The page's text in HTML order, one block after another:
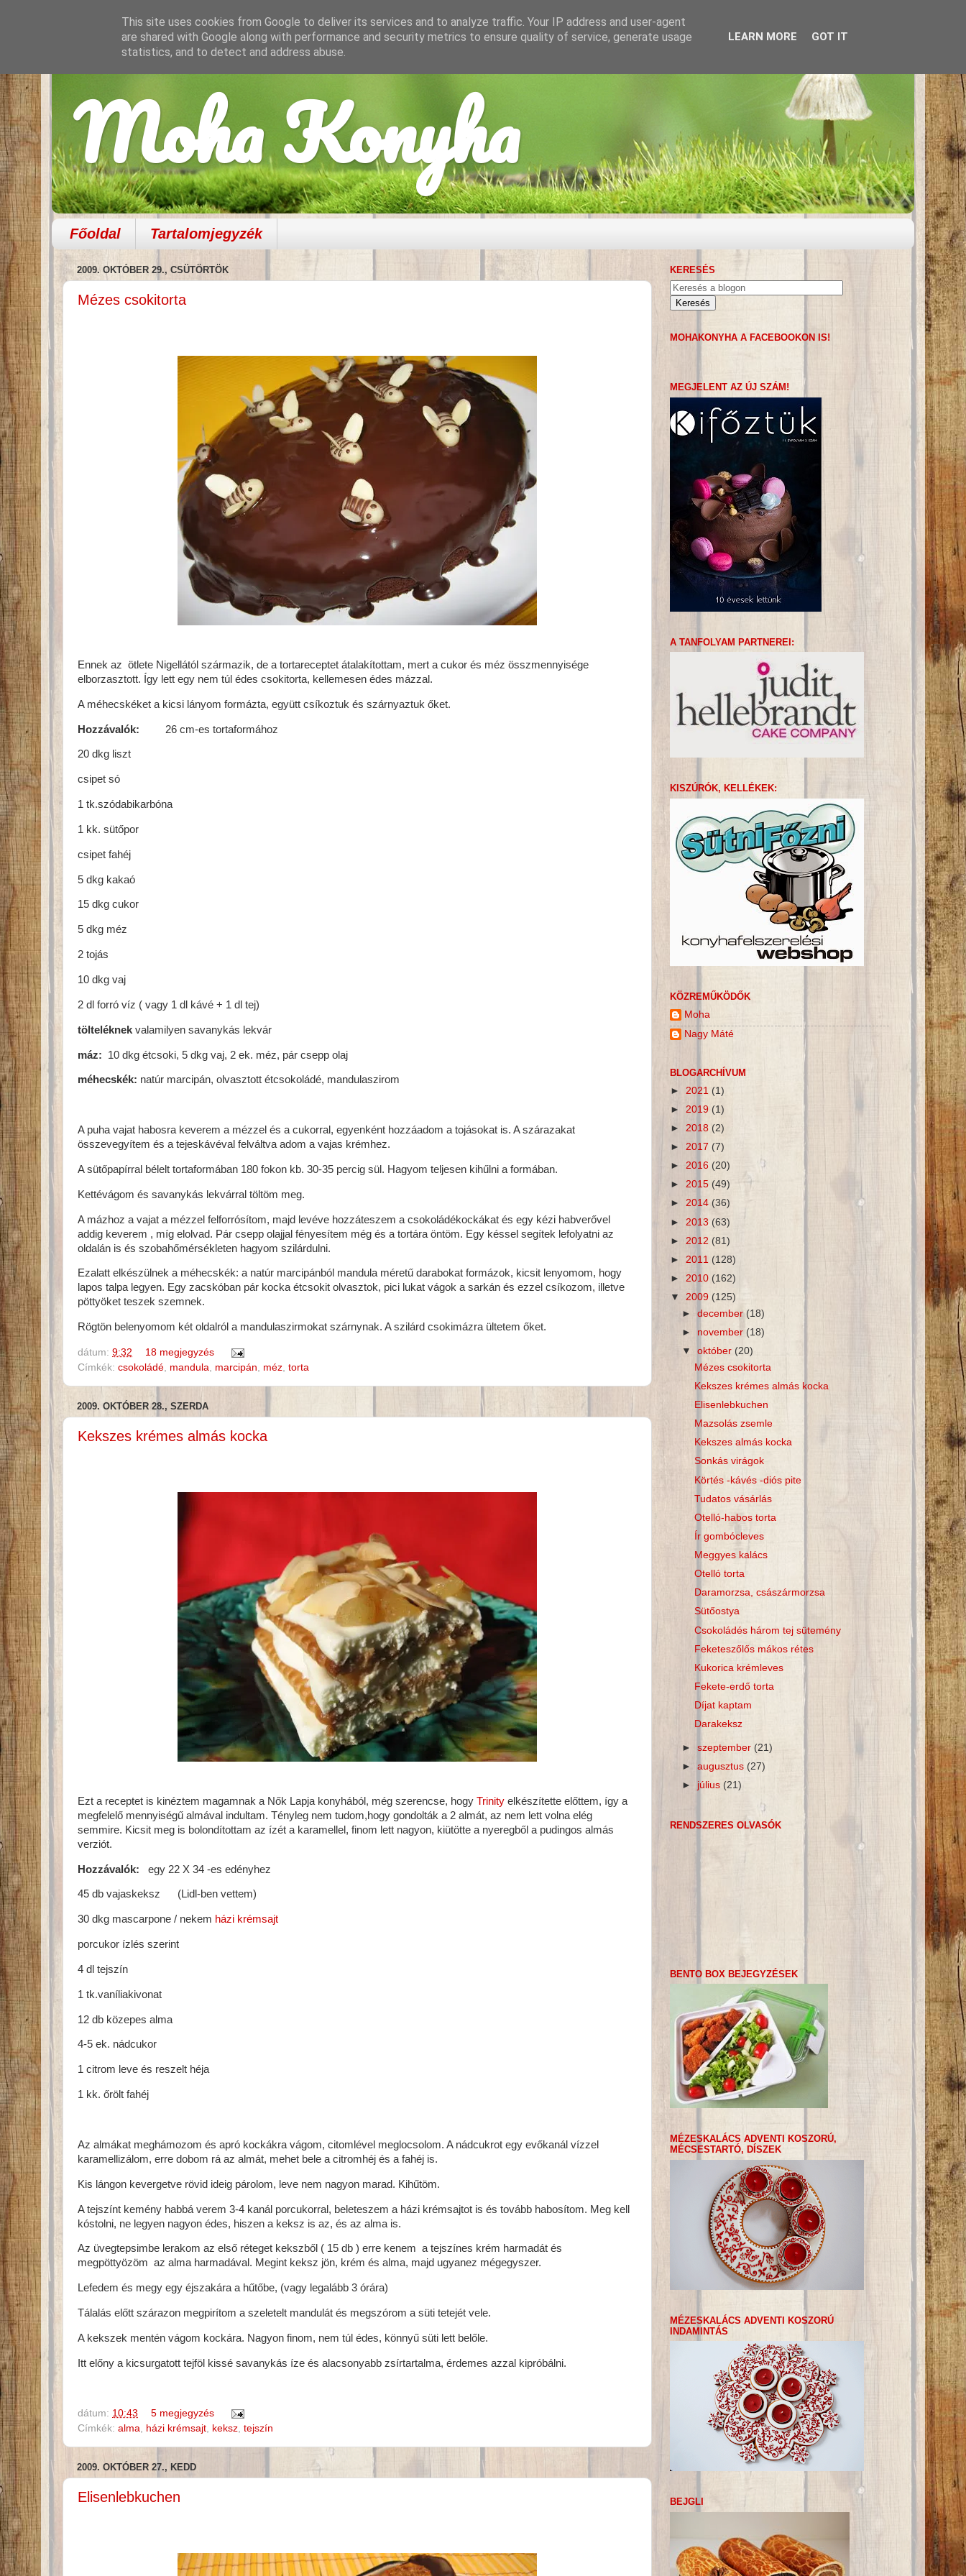
Moha Konyha
Főoldal Tartalomjegyzék
2009. OKTÓBER 29., CSÜTÖRTÖK
Mézes csokitorta
Ennek az ötlete Nigellától származik, de a tortareceptet átalakítottam, mert a cukor és méz összmennyisége
elborzasztott. Így lett egy nem túl édes csokitorta, kellemesen édes mázzal.
A méhecskéket a kicsi lányom formázta, együtt csíkoztuk és szárnyaztuk őket.
Hozzávalók: 26 cm-es tortaformához
20 dkg liszt
csipet só
1 tk.szódabikarbóna
1 kk. sütőpor
csipet fahéj
5 dkg kakaó
15 dkg cukor
5 dkg méz
2 tojás
10 dkg vaj
2 dl forró víz ( vagy 1 dl kávé + 1 dl tej)
tölteléknek valamilyen savanykás lekvár
máz: 10 dkg étcsoki, 5 dkg vaj, 2 ek. méz, pár csepp olaj
méhecskék: natúr marcipán, olvasztott étcsokoládé, mandulaszirom
A puha vajat habosra keverem a mézzel és a cukorral, egyenként hozzáadom a tojásokat is. A szárazakat
összevegyítem és a tejeskávéval felváltva adom a vajas krémhez.
A sütőpapírral bélelt tortaformában 180 fokon kb. 30-35 percig sül. Hagyom teljesen kihűlni a formában.
Kettévágom és savanykás lekvárral töltöm meg.
A mázhoz a vajat a mézzel felforrósítom, majd levéve hozzáteszem a csokoládékockákat és egy kézi habverővel
addig keverem , míg elolvad. Pár csepp olajjal fényesítem még és a tortára öntöm. Egy késsel segítek lefolyatni az
oldalán is és szobahőmérsékleten hagyom szilárdulni.
Ezalatt elkészülnek a méhecskék: a natúr marcipánból mandula méretű darabokat formázok, kicsit lenyomom, hogy
lapos talpa legyen. Egy zacskóban pár kocka étcsokit olvasztok, pici lukat vágok a sarkán és ezzel csíkozom, illetve
pöttyöket teszek szemnek.
Rögtön belenyomom két oldalról a mandulaszirmokat szárnynak. A szilárd csokimázra ültetem őket.
dátum: 9:32
18 megjegyzés
Címkék: csokoládé, mandula, marcipán, méz, torta
2009. OKTÓBER 28., SZERDA
Kekszes krémes almás kocka
Ezt a receptet is kinéztem magamnak a Nők Lapja konyhából, még szerencse, hogy Trinity elkészítette előttem, így a
megfelelő mennyiségű almával indultam. Tényleg nem tudom,hogy gondolták a 2 almát, az nem lett volna elég
semmire. Kicsit meg is bolondítottam az ízét a karamellel, finom lett nagyon, kiütötte a nyeregből a pudingos almás
verziót.
Hozzávalók: egy 22 X 34 -es edényhez
45 db vajaskeksz (Lidl-ben vettem)
30 dkg mascarpone / nekem házi krémsajt
porcukor ízlés szerint
4 dl tejszín
1 tk.vaníliakivonat
12 db közepes alma
4-5 ek. nádcukor
1 citrom leve és reszelt héja
1 kk. őrölt fahéj
Az almákat meghámozom és apró kockákra vágom, citomlével meglocsolom. A nádcukrot egy evőkanál vízzel
karamellizálom, erre dobom rá az almát, mehet bele a citromhéj és a fahéj is.
Kis lángon kevergetve rövid ideig párolom, leve nem nagyon marad. Kihűtöm.
A tejszínt kemény habbá verem 3-4 kanál porcukorral, beleteszem a házi krémsajtot is és tovább habosítom. Meg kell
kóstolni, ne legyen nagyon édes, hiszen a keksz is az, és az alma is.
Az üvegtepsimbe lerakom az első réteget kekszből ( 15 db ) erre kenem a tejszínes krém harmadát és
megpöttyözöm az alma harmadával. Megint keksz jön, krém és alma, majd ugyanez mégegyszer.
Lefedem és megy egy éjszakára a hűtőbe, (vagy legalább 3 órára)
Tálalás előtt szárazon megpirítom a szeletelt mandulát és megszórom a süti tetejét vele.
A kekszek mentén vágom kockára. Nagyon finom, nem túl édes, könnyű süti lett belőle.
Itt előny a kicsurgatott tejföl kissé savanykás íze és alacsonyabb zsírtartalma, érdemes azzal kipróbálni.
dátum: 10:43
5 megjegyzés
Címkék: alma, házi krémsajt, keksz, tejszín
2009. OKTÓBER 27., KEDD
Elisenlebkuchen
KERESÉS
MOHAKONYHA A FACEBOOKON IS!
MEGJELENT AZ ÚJ SZÁM!
A TANFOLYAM PARTNEREI:
KISZÚRÓK, KELLÉKEK:
KÖZREMŰKÖDŐK
Moha
Nagy Máté
BLOGARCHÍVUM
► 2021 (1)
► 2019 (1)
► 2018 (2)
► 2017 (7)
► 2016 (20)
► 2015 (49)
► 2014 (36)
► 2013 (63)
► 2012 (81)
► 2011 (128)
► 2010 (162)
▼ 2009 (125)
►december (18)
► november(18)
▼október (20)
Mézes csokitorta
Kekszes krémes almás kocka
Elisenlebkuchen
Mazsolás zsemle
Kekszes almás kocka
Sonkás virágok
Körtés -kávés -diós pite
Tudatos vásárlás
Otelló-habos torta
Ír gombócleves
Meggyes kalács
Otelló torta
Daramorzsa, császármorzsa
Sütőostya
Csokoládés három tej sütemény
Feketeszőlős mákos rétes
Kukorica krémleves
Fekete-erdő torta
Díjat kaptam
Darakeksz
►szeptember(21)
►augusztus(27)
► július (21)
RENDSZERES OLVASÓK
BENTO BOX BEJEGYZÉSEK
MÉZESKALÁCS ADVENTI KOSZORÚ,
MÉCSESTARTÓ, DÍSZEK
MÉZESKALÁCS ADVENTI KOSZORÚ
INDAMINTÁS
BEJGLI
This site uses cookies from Google to deliver its services and to analyze traffic. Your IP address and user-agent
are shared with Google along with performance and security metrics to ensure quality of service, generate usage
statistics, and to detect and address abuse.
LEARN MORE GOT IT